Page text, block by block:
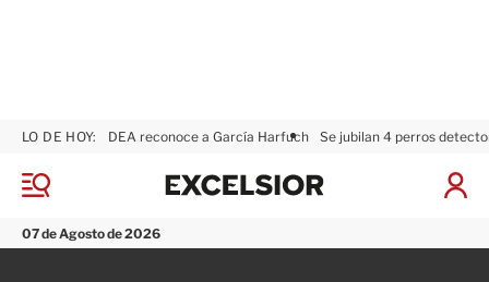
M
n
ú
07 de Agosto de 2026
LO DE HOY: DEA reconoce a García Harfuch Se jubilan 4 perros
I
x
l